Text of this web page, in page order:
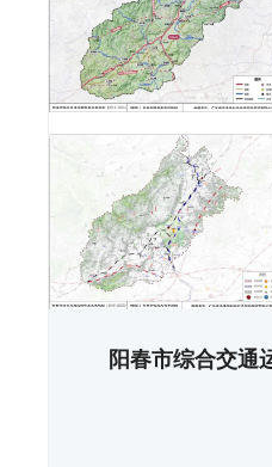
阳春市综合交通